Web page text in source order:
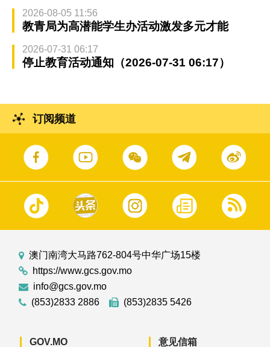
2026-08-05 11:56
教青局为高潜能学生办活动激发多元才能
2026-07-31 06:17
停止教育活动通知（2026-07-31 06:17）
订阅频道
澳门南湾大马路762-804号中华广场15楼
https://www.gcs.gov.mo
info@gcs.gov.mo
(853)2833 2886
(853)2835 5426
GOV.MO 意见信箱